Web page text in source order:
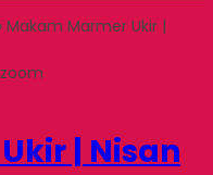
Makam Marmer Ukir |
| Nisan